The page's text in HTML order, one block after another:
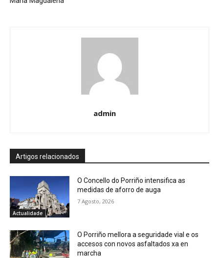
admin
Artigos relacionados
Actualidade
O Concello do Porriño intensifica as
medidas de aforro de auga
7 Agosto, 2026
O Porriño mellora a seguridade vial e os
accesos con novos asfaltados xa en
marcha